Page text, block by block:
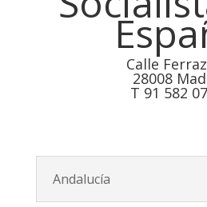
Calle
28008
T 91 582
Andalucía